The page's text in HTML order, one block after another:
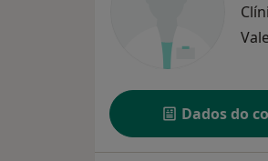
Dados do